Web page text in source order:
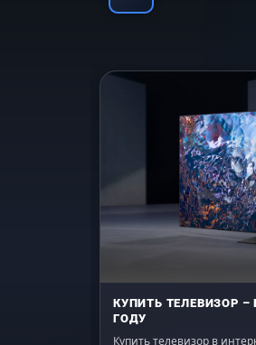
КУПИТЬ ТЕЛЕВИЗОР
ГОДУ
Купить телевизор в